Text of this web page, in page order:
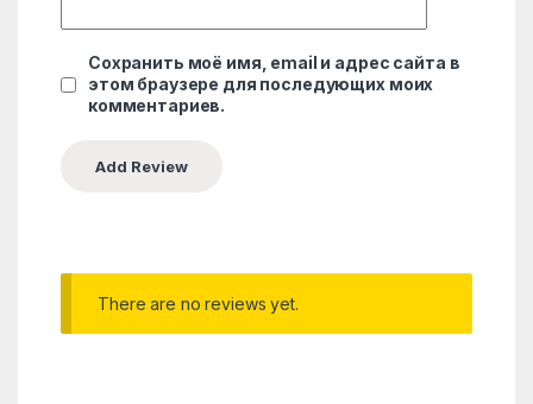
Сохранить моё имя, email и адрес сайта в
этом браузере для последующих моих
комментариев.
There are no reviews yet.